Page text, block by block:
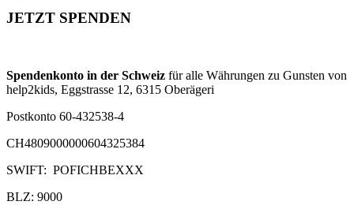
JETZT SPENDEN
Spendenkonto in der Schweiz für alle Währungen zu Gunsten von
help2kids, Eggstrasse 12, 6315 Oberägeri
Postkonto 60-432538-4
CH4809000000604325384
SWIFT: POFICHBEXXX
BLZ: 9000